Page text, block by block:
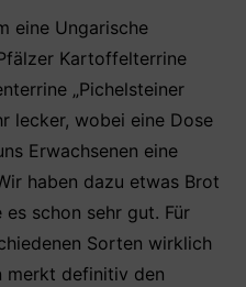
eine Ungarische
Kartoffelterrine
„Pichelsteiner
lecker, wobei eine Dose
Erwachsenen eine
haben dazu etwas Brot
schon sehr gut. Für
Sorten wirklich
merkt definitiv den